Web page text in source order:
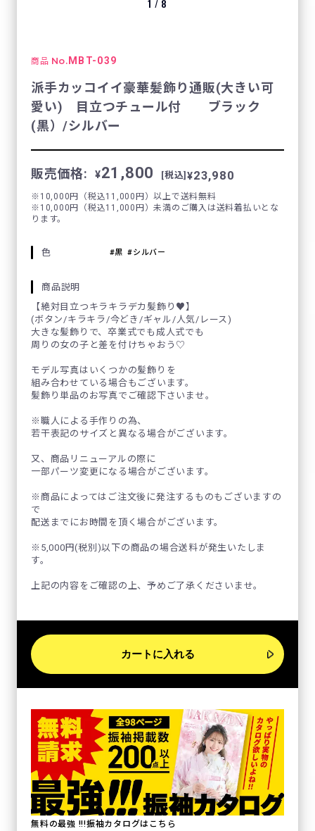
1 / 8
商品 No. MBT-039
派手カッコイイ豪華髪飾り通販(大きい可
愛い) 目立つチュール付 ブラック
(黒）/シルバー
販売価格: ¥21,800 [税込] ¥23,980
※10,000円（税込11,000円）以上で送料無料
※10,000円（税込11,000円）未満のご購入は送料着払いとな
ります。
色 黒 シルバー
商品説明
【絶対目立つキラキラデカ髪飾り♥】
(ボタン/キラキラ/今どき/ギャル/人気/レース)
大きな髪飾りで、卒業式でも成人式でも
周りの女の子と差を付けちゃおう♡
モデル写真はいくつかの髪飾りを
組み合わせている場合もございます。
髪飾り単品のお写真でご確認下さいませ。
※職人による手作りの為、
若干表記のサイズと異なる場合がございます。
又、商品リニューアルの際に
一部パーツ変更になる場合がございます。
※商品によってはご注文後に発注するものもございますの
で
配送までにお時間を頂く場合がございます。
※5,000円(税別)以下の商品の場合送料が発生いたしま
す。
上記の内容をご確認の上、予めご了承くださいませ。
カートに入れる
無料の最強 !!!振袖カタログはこちら